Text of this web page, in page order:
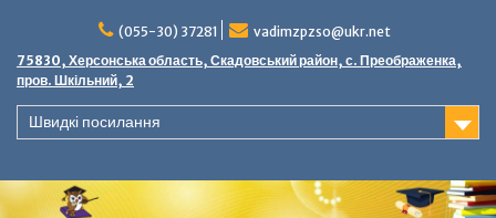
вмісту
(055-30) 37281
vadimzpzso@ukr.net
75830, Херсонська область, Скадовський район, с. Преображенка,
пров. Шкільний, 2
Швидкі посилання